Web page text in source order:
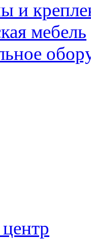
и
мебель